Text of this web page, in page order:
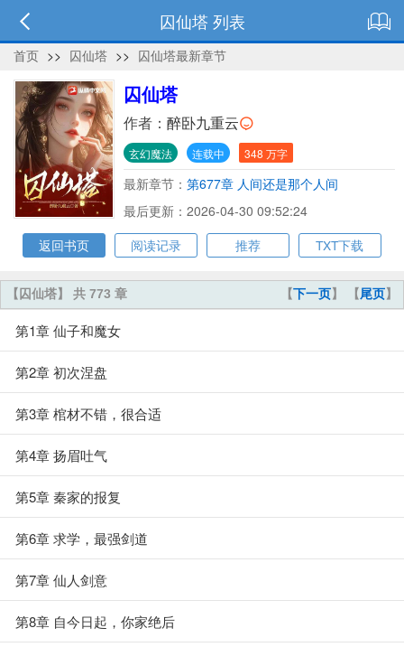
囚仙塔 列表
首页 >> 囚仙塔 >> 囚仙塔最新章节
囚仙塔
作者： 醉卧九重云
玄幻魔法 连载中 348 万字
最新章节： 第677章 人间还是那个人间
最后更新：2026-04-30 09:52:24
返回书页
阅读记录 推荐 TXT下载
【下一页】 【尾页】
【囚仙塔】 共 773 章
第1章 仙子和魔女
第2章 初次涅盘
第3章 棺材不错，很合适
第4章 扬眉吐气
第5章 秦家的报复
第6章 求学，最强剑道
第7章 仙人剑意
第8章 自今日起，你家绝后